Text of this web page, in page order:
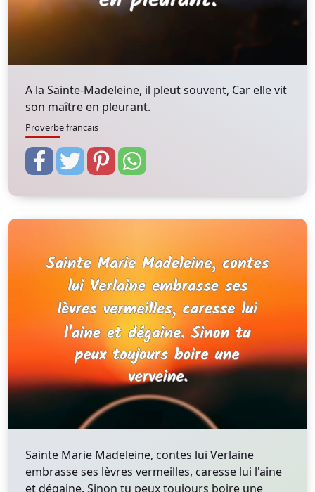
A la Sainte-Madeleine, il pleut souvent, Car elle vit
son maître en pleurant.
Proverbe francais
Sainte Marie Madeleine, contes lui Verlaine
embrasse ses lèvres vermeilles, caresse lui l'aine
et dégaine. Sinon tu peux toujours boire une